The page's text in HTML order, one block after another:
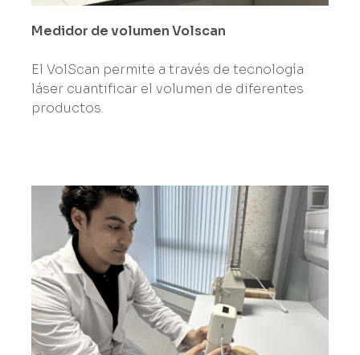
Medidor de volumen Volscan
El VolScan permite a través de tecnología
láser cuantificar el volumen de diferentes
productos.